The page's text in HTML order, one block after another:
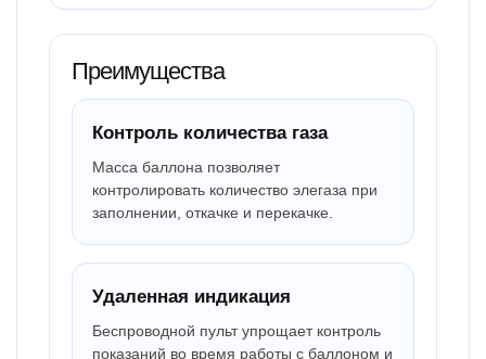
Преимущества
Контроль количества газа
Масса баллона позволяет
контролировать количество элегаза при
заполнении, откачке и перекачке.
Удаленная индикация
Беспроводной пульт упрощает контроль
показаний во время работы с баллоном и